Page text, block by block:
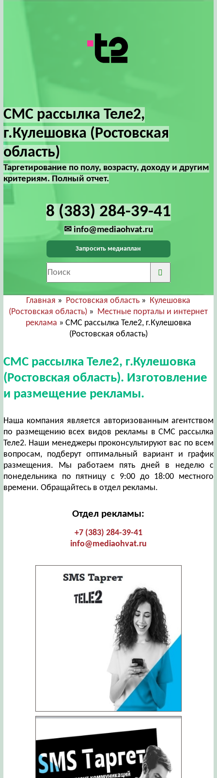
СМС рассылка Теле2,
г.Кулешовка (Ростовская
область)
Таргетирование по полу, возрасту, доходу и другим
критериям. Полный отчет.
8 (383) 284-39-41
✉ info@mediaohvat.ru
Запросить медиаплан
Главная » Ростовская область » Кулешовка
(Ростовская область) » Местные порталы и интернет
реклама » СМС рассылка Теле2, г.Кулешовка
(Ростовская область)
СМС рассылка Теле2, г.Кулешовка
(Ростовская область). Изготовление
и размещение рекламы.
Наша компания является авторизованным агентством
по размещению всех видов рекламы в СМС рассылка
Теле2. Наши менеджеры проконсультируют вас по всем
вопросам, подберут оптимальный вариант и график
размещения. Мы работаем пять дней в неделю с
понедельника по пятницу с 9:00 до 18:00 местного
времени. Обращайтесь в отдел рекламы.
Отдел рекламы:
+7 (383) 284-39-41
info@mediaohvat.ru